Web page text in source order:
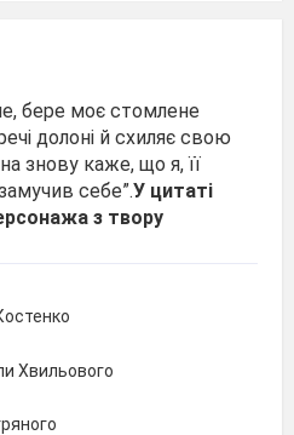
бере моє стомлене
долоні й схиляє свою
знову каже, що я, її
себе”.У цитаті
з твору
Хвильового